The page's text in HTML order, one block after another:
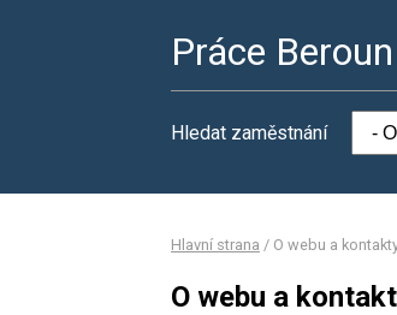
Práce Beroun
Hledat zaměstnání
Hlavní strana / O webu a
O webu a